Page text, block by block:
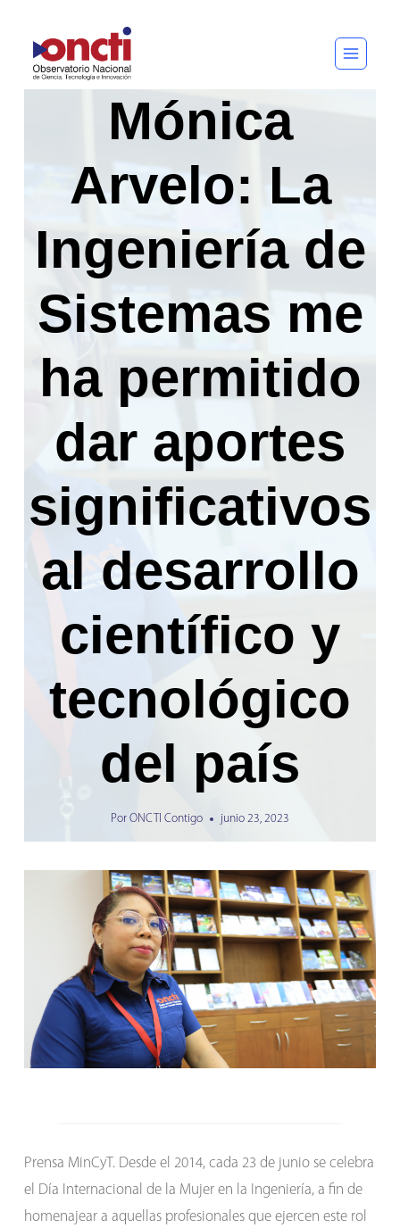
al
contenido
Mónica
Arvelo: La
Ingeniería de
Sistemas me
ha permitido
dar aportes
significativos
al desarrollo
científico y
tecnológico
del país
Por ONCTI Contigo junio 23, 2023
Prensa MinCyT. Desde el 2014, cada 23 de junio se celebra
el Día Internacional de la Mujer en la Ingeniería, a fin de
homenajear a aquellas profesionales que ejercen este rol